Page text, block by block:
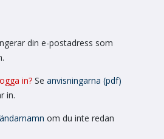
din e-postadress som
in? Se anvisningarna (pdf)
in.
om du inte redan